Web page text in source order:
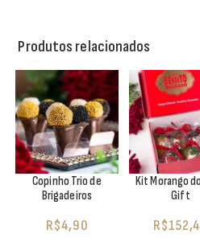
Produtos relacionados
Copinho Trio de
Brigadeiros
R$4,90
Kit Morango
Gift
R$